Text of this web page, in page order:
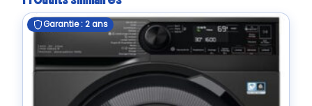
Garantie : 2 ans